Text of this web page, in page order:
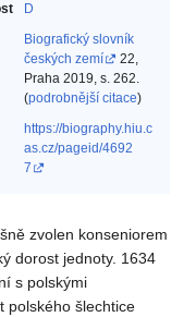
D
Biografický slovník
českých zemí
22,
Praha 2019, s. 262.
(podrobnější citace)
https://biography.hiu.c
as.cz/pageid/4692
7
zvolen konseniorem
dorost jednoty. 1634
s polskými
polského šlechtice